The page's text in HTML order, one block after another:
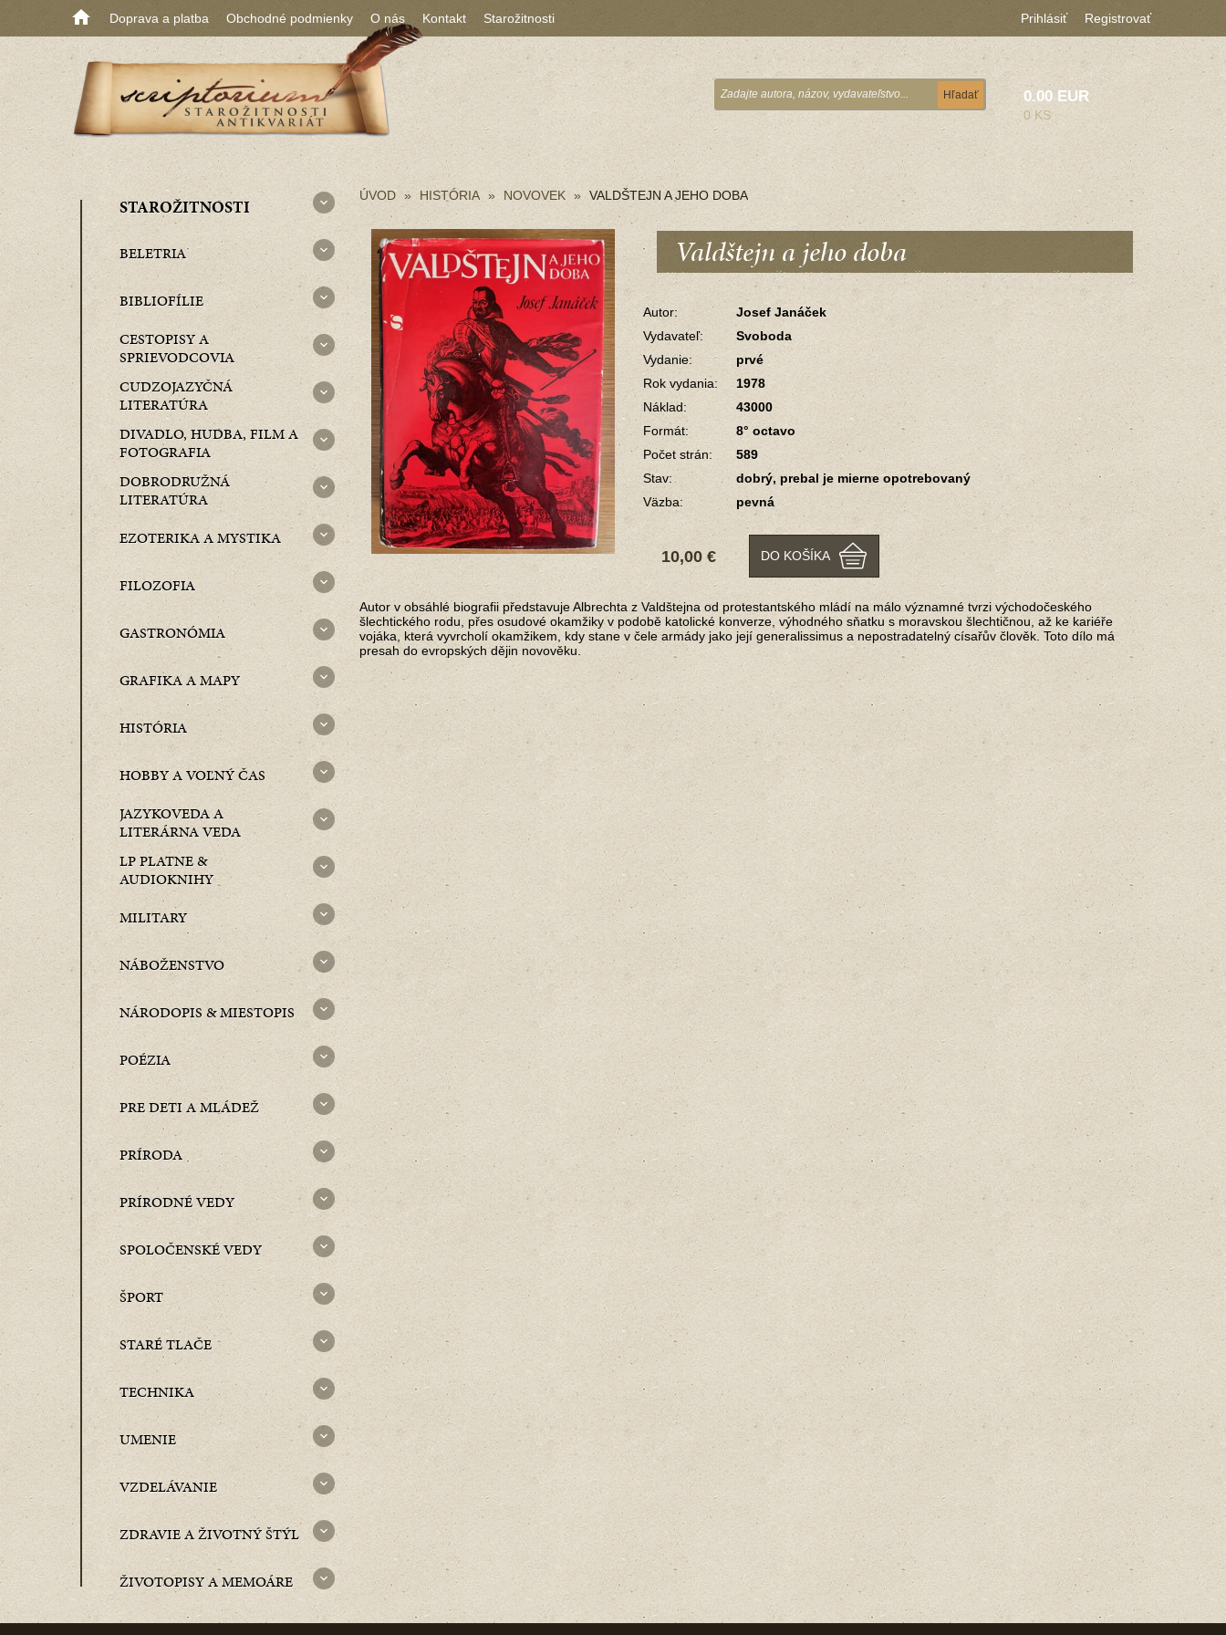
Doprava a platba Obchodné podmienky O nás Kontakt Starožitnosti Prihlásiť Registrovať
0.00 EUR
0 KS
Hľadať
BELETRIA
BIBLIOFÍLIE
CESTOPISY A
SPRIEVODCOVIA
CUDZOJAZYČNÁ
LITERATÚRA
DIVADLO, HUDBA, FILM A
FOTOGRAFIA
DOBRODRUŽNÁ
LITERATÚRA
EZOTERIKA A MYSTIKA
FILOZOFIA
GASTRONÓMIA
GRAFIKA A MAPY
HISTÓRIA
HOBBY A VOĽNÝ ČAS
JAZYKOVEDA A
LITERÁRNA VEDA
LP PLATNE &
AUDIOKNIHY
MILITARY
NÁBOŽENSTVO
NÁRODOPIS & MIESTOPIS
POÉZIA
PRE DETI A MLÁDEŽ
PRÍRODA
PRÍRODNÉ VEDY
SPOLOČENSKÉ VEDY
ŠPORT
STARÉ TLAČE
STAROŽITNOSTI
TECHNIKA
UMENIE
VZDELÁVANIE
ZDRAVIE A ŽIVOTNÝ ŠTÝL
ŽIVOTOPISY A MEMOÁRE
ÚVOD HISTÓRIA NOVOVEK VALDŠTEJN A JEHO DOBA
Valdštejn a jeho doba
Autor:
Josef Janáček
Vydavateľ:
Svoboda
Vydanie:
prvé
Rok vydania:
1978
Náklad:
43000
Formát:
8° octavo
Počet strán:
589
Stav:
dobrý, prebal je mierne opotrebovaný
Väzba:
pevná
10,00 € DO KOŠÍKA
Autor v obsáhlé biografii představuje Albrechta z Valdštejna od protestantského mládí na málo významné tvrzi východočeského
šlechtického rodu, přes osudové okamžiky v podobě katolické konverze, výhodného sňatku s moravskou šlechtičnou, až ke kariéře
vojáka, která vyvrcholí okamžikem, kdy stane v čele armády jako její generalissimus a nepostradatelný císařův člověk. Toto dílo má
presah do evropských dějin novověku.